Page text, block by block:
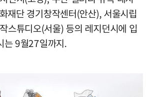
재단 경기창작센터(안산), 서울시립
스튜디오(서울) 등의 레지던시에 입
는 9월27일까지.